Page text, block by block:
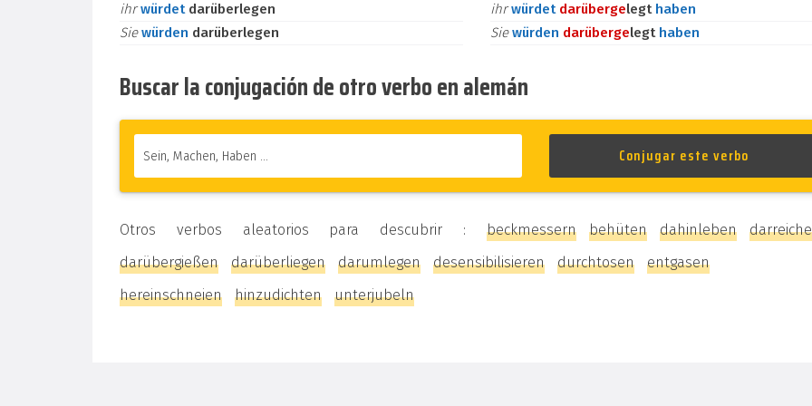
ihrwürdet darüberlegen
Siewürden darüberlegen
ihrwürdet darübergelegt haben
Siewürden darübergelegt haben
Buscar la conjugación de otro verbo en alemán
Otros verbos aleatorios para descubrir : beckmessern behüten dahinleben
darübergießen
darüberliegen darumlegen desensibilisieren durchtosen
entgasen
hereinschneien
hinzudichten unterjubeln